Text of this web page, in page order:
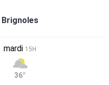
Brignoles
mardi 15H
36°